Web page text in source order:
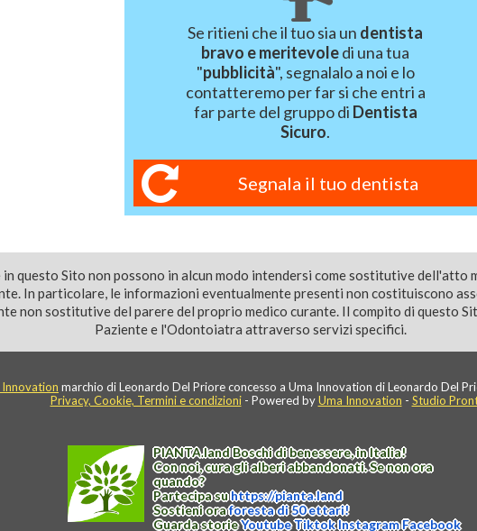
Se ritieni che il tuo sia un dentista
bravo e meritevoledi una tua
"pubblicità", segnalalo a noi e lo
contatteremo per far si che entri a
far parte del gruppo di Dentista
Sicuro.
Segnala il tuo dentista
questo Sito non possono in alcun modo intendersi come sostitutive dell'atto
In particolare, le informazioni eventualmente presenti non costituiscono
non sostitutive del parere del proprio medico curante. Il compito di questo
Paziente e l'Odontoiatra attraverso servizi specifici.
Innovation marchio di Leonardo Del Priore concesso a Uma Innovation di Leonardo Del
Privacy, Cookie, Termini e condizioni- Powered byUma Innovation - Studio
PIANTA.landBoschi di benessere, in Italia!
Con noi, cura gli alberi abbandonati. Se non ora
quando?
Partecipa suhttps://pianta.land
Sostieni oraforesta di 50 ettari!
Guarda storieYoutubeTiktokInstagramFacebook